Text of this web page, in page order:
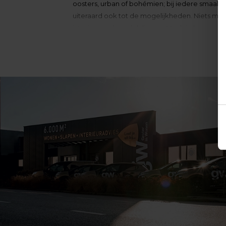
oosters, urban of bohémien; bij iedere smaak
uiteraard ook tot de mogelijkheden. Niets
interieur op hun plek liggen. Maak je keuze
Claudi Cushions bij
Claudi Cushions is een nieuwe ster aan het
veelzijdigheid en de kwaliteit van deze
collectie gelanceerd, waar de laatste trends
in zee. Heb je advies nodig? Dan staan onze
Kussens om te zoenen
De kussens van Claudi zijn werkelijk om te
Wonen. Shoppen voor je interieur krijgt hier
tastbaar. Als je écht inspiratie wilt opdoen
stap is een bezoek brengen aan de